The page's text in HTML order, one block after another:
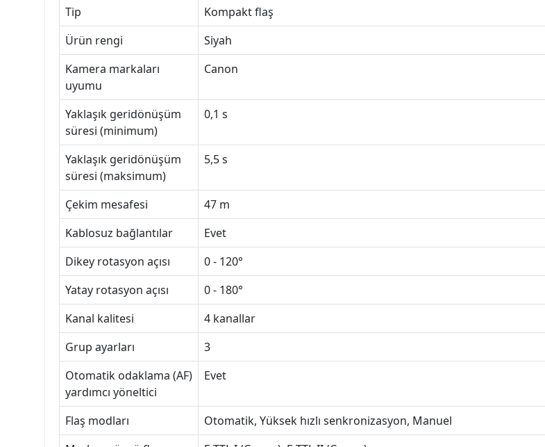
Tip
Kompakt flaş
Ürün rengi
Siyah
Kamera markaları
uyumu
Canon
Yaklaşık geridönüşüm
süresi (minimum)
0,1 s
Yaklaşık geridönüşüm
süresi (maksimum)
5,5 s
Çekim mesafesi
47 m
Kablosuz bağlantılar
Evet
Dikey rotasyon açısı
0 - 120°
Yatay rotasyon açısı
0 - 180°
Kanal kalitesi
4 kanallar
Grup ayarları
3
Otomatik odaklama (AF)
yardımcı yöneltici
Evet
Flaş modları
Otomatik, Yüksek hızlı senkronizasyon, Manuel